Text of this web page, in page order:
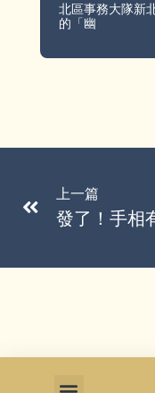
北區事務大隊新
的「幽
上一篇